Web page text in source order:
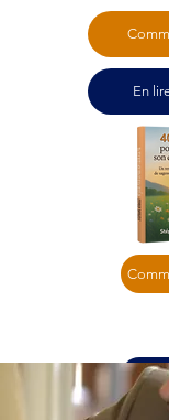
En
En